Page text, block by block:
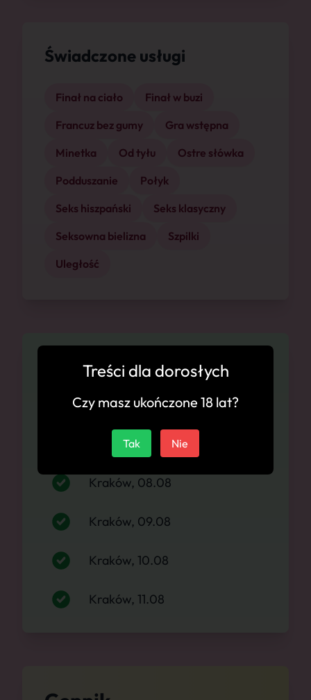
Świadczone usługi
Finał na ciało
Finał w buzi
Francuz bez gumy
Gra wstępna
Minetka
Od tyłu
Ostre słówka
Podduszanie
Połyk
Seks hiszpański
Seks klasyczny
Seksowna bielizna
Szpilki
Uległość
Dostępność
Kraków, 06.08
Kraków, 07.08
Kraków, 08.08
Kraków, 09.08
Kraków, 10.08
Kraków, 11.08
Treści dla dorosłych
Czy masz ukończone 18 lat?
Tak Nie